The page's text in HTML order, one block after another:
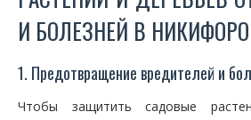
И БОЛЕЗНЕЙ В
1. Предотвращение вредителей и
Чтобы защитить садовые